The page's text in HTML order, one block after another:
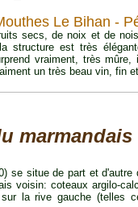
Le Bihan -
secs, de noix et de
structure est très
vraiment, très
un très beau vin, fin
marmandais
se situe de part et
voisin: coteaux argilo-
la rive gauche (telles